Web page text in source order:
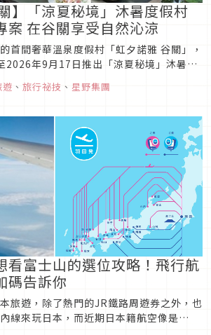
】「涼夏秘境」沐暑度假村
案 在谷關享受自然沁涼
首間奢華溫泉度假村「虹夕諾雅 谷關」，
2026年9月17日推出「涼夏秘境」沐暑度
溫與市區相差攝氏五度，即使盛夏也舒適
遊 、 旅行祕技 、 星野集團
看富士山的選位攻略！飛行航
碼告訴你
旅遊，除了熱門的JR鐵路周遊券之外，也
線來玩日本，而近期日本籍航空像是